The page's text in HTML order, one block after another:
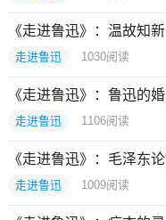
《走进鲁迅》：温故知新
走进鲁迅 1030阅读
《走进鲁迅》：鲁迅的
走进鲁迅 1106阅读
《走进鲁迅》：毛泽东
走进鲁迅 1009阅读